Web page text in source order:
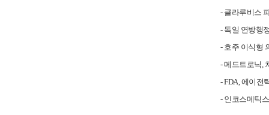
- 클라루비스
- 독일 연방행
- 호주 이식형
- 메드트로닉,
- FDA, 에이전
- 인코스메틱